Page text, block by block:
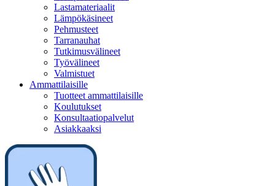
Lastamateriaalit
Lämpökäsineet
Pehmusteet
Tarranauhat
Tutkimusvälineet
Työvälineet
Valmistuet
Ammattilaisille
Tuotteet ammattilaisille
Koulutukset
Konsultaatiopalvelut
Asiakkaaksi